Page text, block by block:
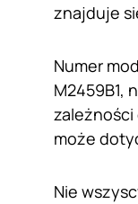
znajduje
Numer
M2459B1,
zależności
może
Nie